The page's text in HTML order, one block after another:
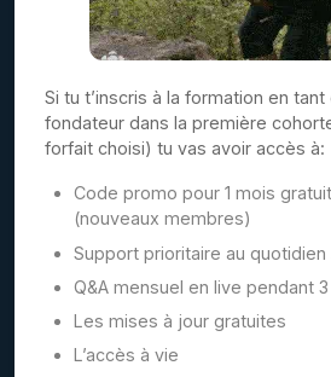
Si tu t’inscris à la formation en
fondateur dans la première
forfait choisi) tu vas avoir accès à:
Code promo pour 1 mois
(nouveaux membres)
Support prioritaire au quotidien
Q&A mensuel en live pendant
Les mises à jour gratuites
L’accès à vie